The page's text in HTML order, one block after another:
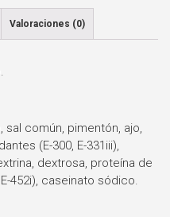
Valoraciones (0)
común, pimentón, ajo,
(E-300, E-331iii),
dextrosa, proteína de
452i), caseinato sódico.